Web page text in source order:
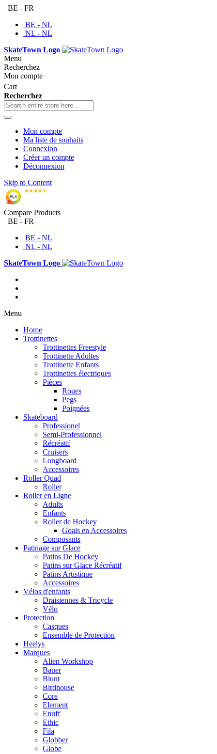
BE - FR
BE - NL
NL - NL
SkateTown Logo
Menu
Recherchez
Mon compte
Cart
Recherchez
Mon compte
Ma liste de souhaits
Connexion
Créer un compte
Déconnexion
Skip to Content
Compare Products
BE - FR
BE - NL
NL - NL
SkateTown Logo
Menu
Home
Trottinettes
Trottinettes Freestyle
Trottinette Adultes
Trottinette Enfants
Trottinettes électriques
Pièces
Roues
Pegs
Poignées
Skateboard
Professionel
Semi-Professionnel
Récréatif
Cruisers
Longboard
Accessoires
Roller Quad
Roller
Roller en Ligne
Adults
Enfants
Roller de Hockey
Goals en Accessoires
Composants
Patinage sur Glace
Patins De Hockey
Patins sur Glace Récréatif
Patins Artistique
Accessoires
Vélos d'enfants
Draisiennes & Tricycle
Vélo
Protection
Casques
Ensemble de Protection
Heelys
Marques
Alien Workshop
Bauer
Blunt
Birdhouse
Core
Element
Enuff
Ethic
Fila
Globber
Globe